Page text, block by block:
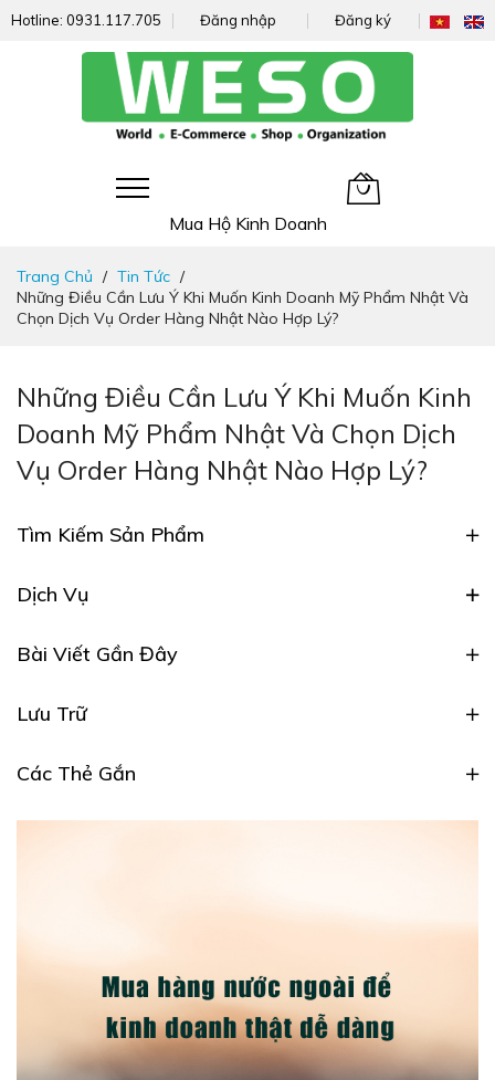
Hotline: 0931.117.705 Đăng nhập Đăng ký
Mua Hộ Kinh Doanh
nhanh
đến
nội
Trang Chủ
Tin Tức
Những Điều Cần Lưu Ý Khi Muốn Kinh Doanh Mỹ Phẩm Nhật Và
Chọn Dịch Vụ Order Hàng Nhật Nào Hợp Lý?
Những Điều Cần Lưu Ý Khi Muốn Kinh
Doanh Mỹ Phẩm Nhật Và Chọn Dịch
Vụ Order Hàng Nhật Nào Hợp Lý?
Tìm Kiếm Sản Phẩm
Dịch Vụ
Bài Viết Gần Đây
Lưu Trữ
Các Thẻ Gắn